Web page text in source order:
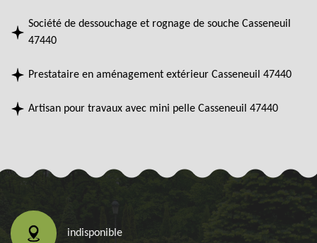
Société de dessouchage et rognage de souche Casseneuil
47440
Prestataire en aménagement extérieur Casseneuil 47440
Artisan pour travaux avec mini pelle Casseneuil 47440
indisponible